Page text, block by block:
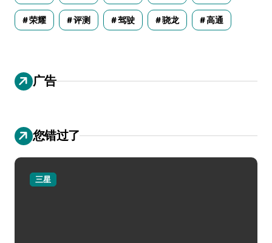
荣耀 评测 驾驶 骁龙 高通
广告
您错过了
三星